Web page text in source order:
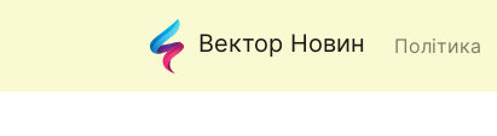
Вектор Новин Політика